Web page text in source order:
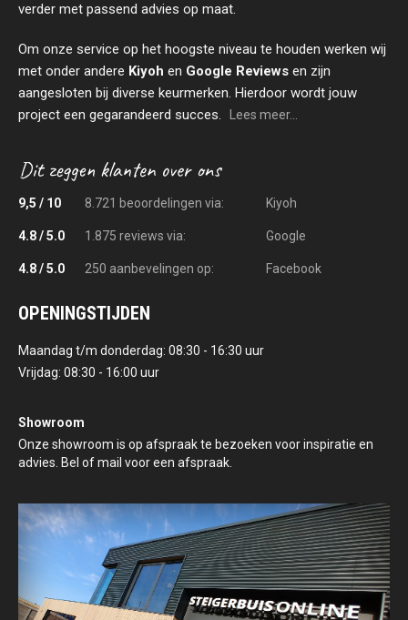
verder met passend advies op maat.
Om onze service op het hoogste niveau te houden werken wij
met onder andere Kiyoh en Google Reviews en zijn
aangesloten bij diverse keurmerken. Hierdoor wordt jouw
project een gegarandeerd succes.
Lees meer...
9,5 / 10 8.721 beoordelingen via: Kiyoh
4.8 / 5.0 1.875 reviews via: Google
4.8 / 5.0 250 aanbevelingen op: Facebook
OPENINGSTIJDEN
Maandag t/m donderdag: 08:30 - 16:30 uur
Vrijdag: 08:30 - 16:00 uur
Showroom
Onze showroom is op afspraak te bezoeken voor inspiratie en
advies. Bel of mail voor een afspraak.